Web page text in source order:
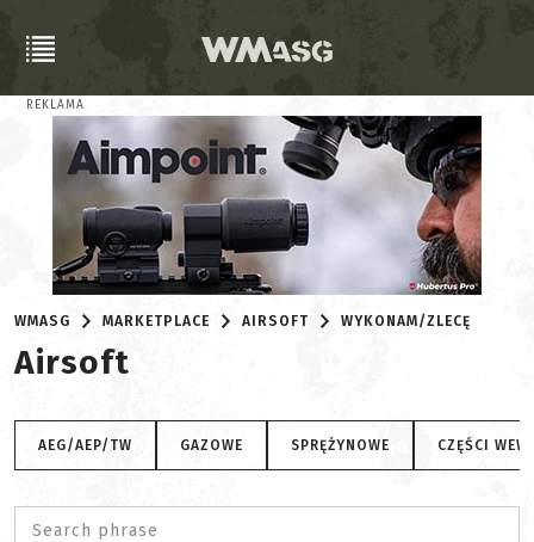
REKLAMA
WMASG MARKETPLACE AIRSOFT WYKONAM/ZLECĘ
Airsoft
AEG/AEP/TW GAZOWE SPRĘŻYNOWE CZĘŚCI
Search phrase